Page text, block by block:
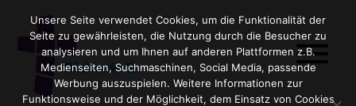
Unsere Seite verwendet Cookies, um die Funktionalität der
Seite zu gewährleisten, die Nutzung durch die Besucher zu
analysieren und um Ihnen auf anderen Plattformen z.B.
Medienseiten, Suchmaschinen, Social Media, passende
Werbung auszuspielen. Weitere Informationen zur
Funktionsweise und der Möglichkeit, dem Einsatz von Cookies